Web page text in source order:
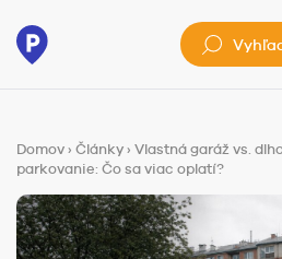
Domov › Články › Vlastná garáž vs.
parkovanie: Čo sa viac oplatí?